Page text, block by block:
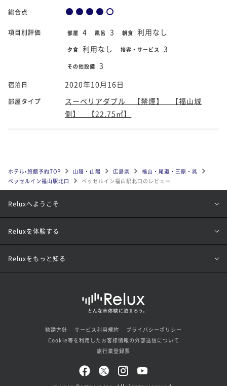
総合点
項目別評価 部屋 4 風呂 3 朝食 利用なし
夕食 利用なし 接客・サービス 3
その他設備 3
宿泊日 2020年10月16日
部屋タイプ
スーペリアダブル 【禁煙】 【福山城
側】 【22.75㎡】
ホテル•旅館予約TOP 山陰・山陽 広島県
福山・尾道・三原・呉
ベッセルイン福山駅北口
ベッセルイン福山駅北口のレビュー
Reluxへようこそ
Reluxを体験する
Reluxをもっと知る
勧誘方針 サービス利用規約
プライバシーポリシー
Cookie等を利用したお客様情報の外部送信について
旅行業登録票